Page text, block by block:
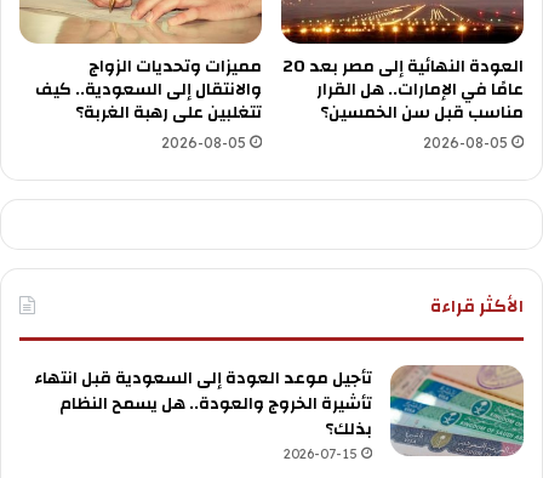
العودة النهائية إلى مصر بعد 20
عامًا في الإمارات.. هل القرار
مناسب قبل سن الخمسين؟
2026-08-05
مميزات وتحديات الزواج
والانتقال إلى السعودية.. كيف
تتغلبين على رهبة الغربة؟
2026-08-05
الأكثر قراءة
تأجيل موعد العودة إلى السعودية قبل انتهاء
تأشيرة الخروج والعودة.. هل يسمح النظام
بذلك؟
2026-07-15